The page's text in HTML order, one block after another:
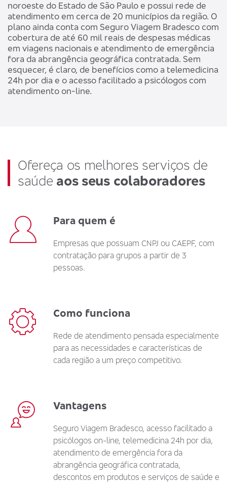
noroeste do Estado de São Paulo e possui rede de
atendimento em cerca de 20 municípios da região. O
plano ainda conta com Seguro Viagem Bradesco com
cobertura de até 60 mil reais de despesas médicas
em viagens nacionais e atendimento de emergência
fora da abrangência geográfica contratada. Sem
esquecer, é claro, de benefícios como a telemedicina
24h por dia e o acesso facilitado a psicólogos com
atendimento on-line.
Ofereça os melhores serviços de
saúde aos seus colaboradores
Para quem é
Empresas que possuam CNPJ ou CAEPF, com
contratação para grupos a partir de 3
pessoas.
Como funciona
Rede de atendimento pensada especialmente
para as necessidades e características de
cada região a um preço competitivo.
Vantagens
Seguro Viagem Bradesco, acesso facilitado a
psicólogos on-line, telemedicina 24h por dia,
atendimento de emergência fora da
abrangência geográfica contratada,
descontos em produtos e serviços de saúde e